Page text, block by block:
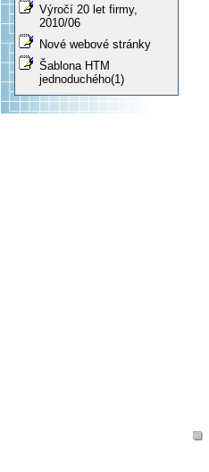
Výročí 20 let firmy,
2010/06
Nové webové stránky
Šablona HTM
jednoduchého(1)